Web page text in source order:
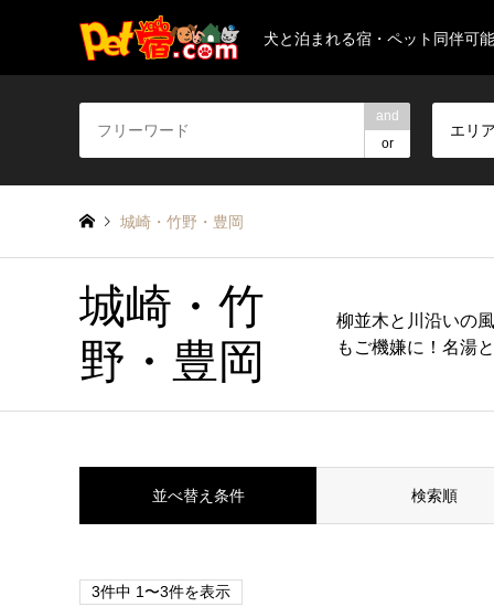
犬と泊まれる宿・ペット同伴可
and
or
エリア
城崎・竹野・豊岡
城崎・竹
野・豊岡
柳並木と川沿いの
もご機嫌に！名湯
並べ替え条件 検索順
3件中 1〜3件を表示